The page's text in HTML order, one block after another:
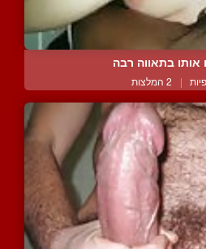
אותו בתאווה רבה
| 2 המלצות